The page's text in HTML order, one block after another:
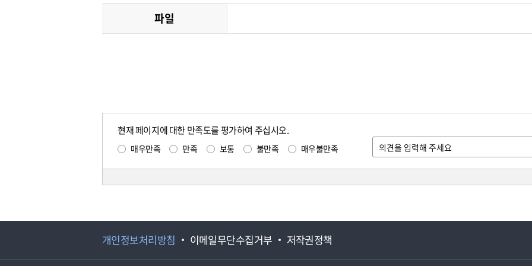
파일
현재 페이지에 대한 만족도를 평가하여 주십시오.
매우만족 만족 보통 불만족 매우불만족
개인정보처리방침 이메일무단수집거부 저작권정책